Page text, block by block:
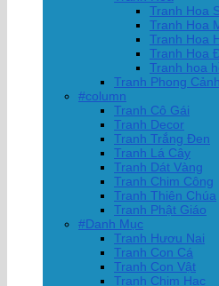
Tranh Hoa
Tranh Hoa
Tranh Hoa
Tranh Hoa
Tranh hoa
Tranh Phong
#column
Tranh Cô Gái
Tranh Decor
Tranh Trắng Đen
Tranh Lá Cây
Tranh Dát Vàng
Tranh Chim Công
Tranh Thiên Chúa
Tranh Phật Giáo
#Danh Mục
Tranh Hươu Nai
Tranh Con Cá
Tranh Con Vật
Tranh Chim Hạc